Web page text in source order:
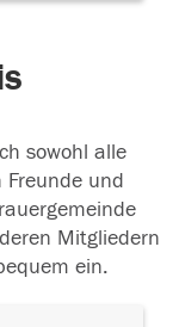
sowohl alle
und
Mitgliedern
ein.